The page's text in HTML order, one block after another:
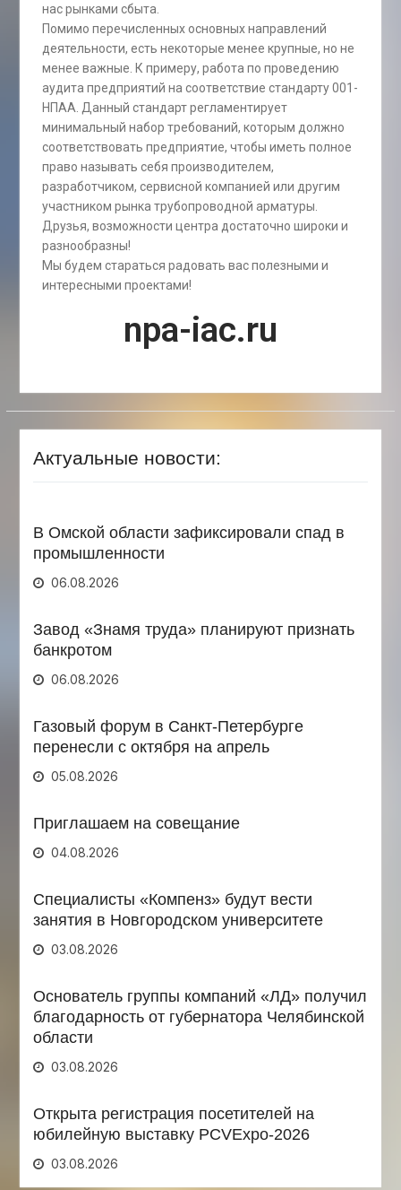
нас рынками сбыта.
Помимо перечисленных основных направлений
деятельности, есть некоторые менее крупные, но не
менее важные. К примеру, работа по проведению
аудита предприятий на соответствие стандарту 001-
НПАА. Данный стандарт регламентирует
минимальный набор требований, которым должно
соответствовать предприятие, чтобы иметь полное
право называть себя производителем,
разработчиком, сервисной компанией или другим
участником рынка трубопроводной арматуры.
Друзья, возможности центра достаточно широки и
разнообразны!
Мы будем стараться радовать вас полезными и
интересными проектами!
npa-iac.ru
Актуальные новости:
В Омской области зафиксировали спад в
промышленности
06.08.2026
Завод «Знамя труда» планируют признать
банкротом
06.08.2026
Газовый форум в Санкт-Петербурге
перенесли с октября на апрель
05.08.2026
Приглашаем на совещание
04.08.2026
Специалисты «Компенз» будут вести
занятия в Новгородском университете
03.08.2026
Основатель группы компаний «ЛД» получил
благодарность от губернатора Челябинской
области
03.08.2026
Открыта регистрация посетителей на
юбилейную выставку PCVExpo-2026
03.08.2026